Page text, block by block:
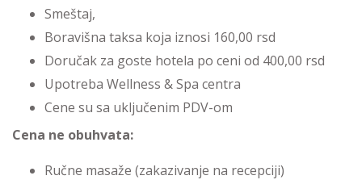
Smeštaj,
Boravišna taksa koja iznosi 160,00 rsd
Doručak za goste hotela po ceni od 400,00 rsd
Upotreba Wellness & Spa centra
Cene su sa uključenim PDV-om
Cena ne obuhvata:
Ručne masaže (zakazivanje na recepciji)